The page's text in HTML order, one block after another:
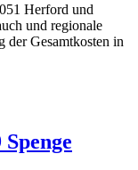
Herford und
und regionale
der Gesamtkosten in